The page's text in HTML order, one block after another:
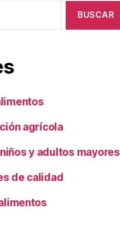
agrícola
y adultos mayores
de calidad